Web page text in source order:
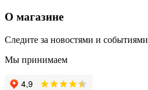
О магазине
Следите за новостями и событиями
Мы принимаем